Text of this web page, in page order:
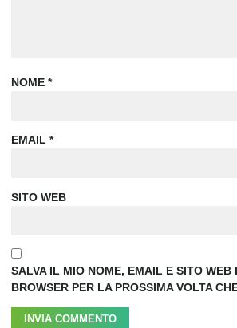
NOME *
EMAIL *
SITO WEB
SALVA IL MIO NOME, EMAIL E SITO WEB
BROWSER PER LA PROSSIMA VOLTA